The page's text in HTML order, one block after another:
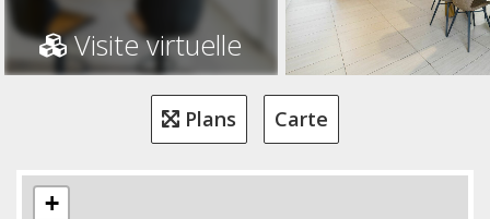
Visite virtuelle
Plans Carte
+